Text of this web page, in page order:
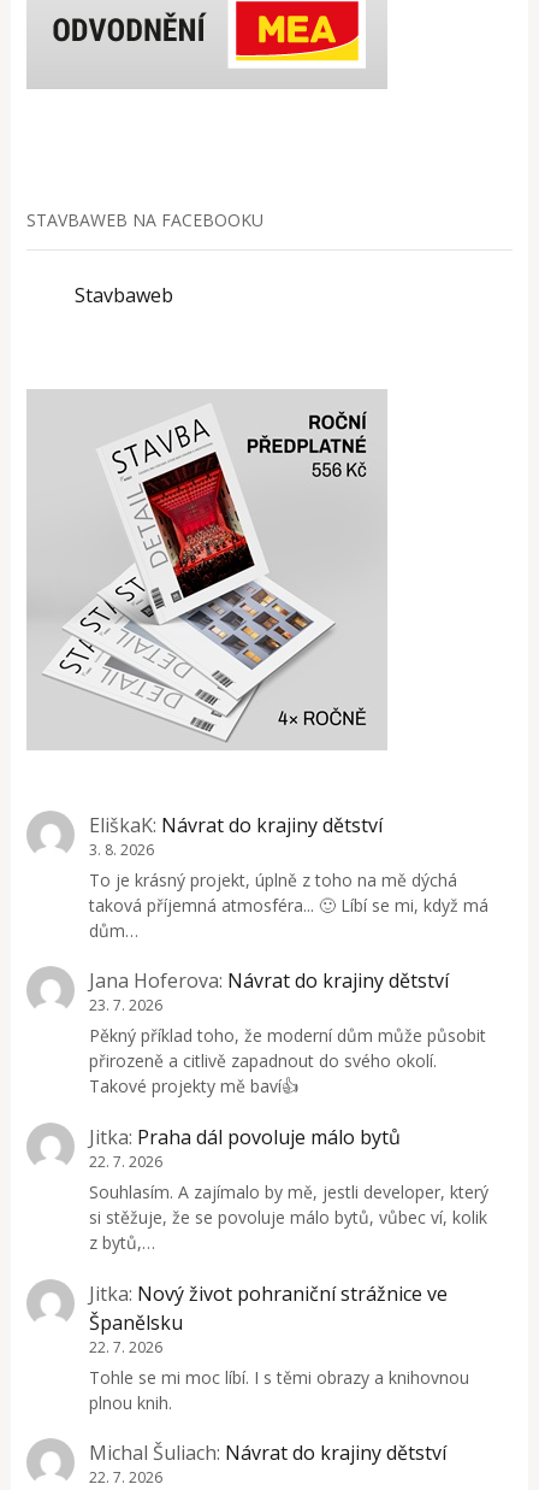
STAVBAWEB NA FACEBOOKU
Stavbaweb
EliškaK: Návrat do krajiny dětství
3. 8. 2026
To je krásný projekt, úplně z toho na mě dýchá
taková příjemná atmosféra... 🙂 Líbí se mi, když má
dům…
Jana Hoferova: Návrat do krajiny dětství
23. 7. 2026
Pěkný příklad toho, že moderní dům může působit
přirozeně a citlivě zapadnout do svého okolí.
Takové projekty mě baví👍
Jitka: Praha dál povoluje málo bytů
22. 7. 2026
Souhlasím. A zajímalo by mě, jestli developer, který
si stěžuje, že se povoluje málo bytů, vůbec ví, kolik
z bytů,…
Jitka: Nový život pohraniční strážnice ve
Španělsku
22. 7. 2026
Tohle se mi moc líbí. I s těmi obrazy a knihovnou
plnou knih.
Michal Šuliach: Návrat do krajiny dětství
22. 7. 2026